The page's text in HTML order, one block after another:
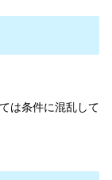
は条件に混乱して